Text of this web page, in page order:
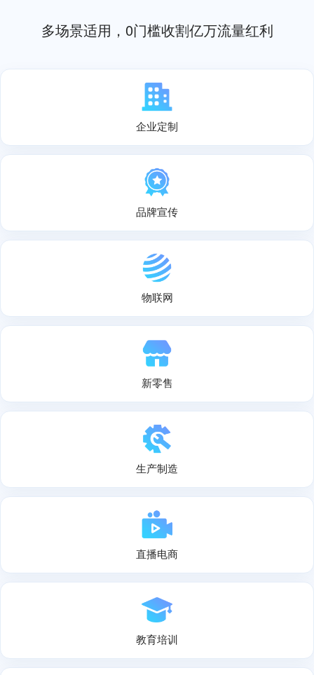
多场景适用，0门槛收割亿万流量红利
企业定制
品牌宣传
物联网
新零售
生产制造
直播电商
教育培训